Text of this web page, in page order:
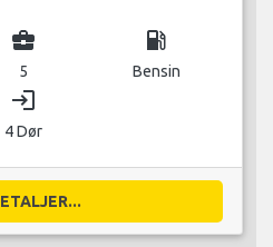
business_center
5
local_gas_station
Bensin
login
4 Dør